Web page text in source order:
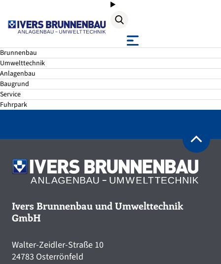
Suche
Brunnenbau
Umwelttechnik
Anlagenbau
Baugrund
Service
Fuhrpark
Downloads
Ivers Brunnenbau und Umwelttechnik
GmbH
Walter-Zeidler-Straße 10
24783 Osterrönfeld